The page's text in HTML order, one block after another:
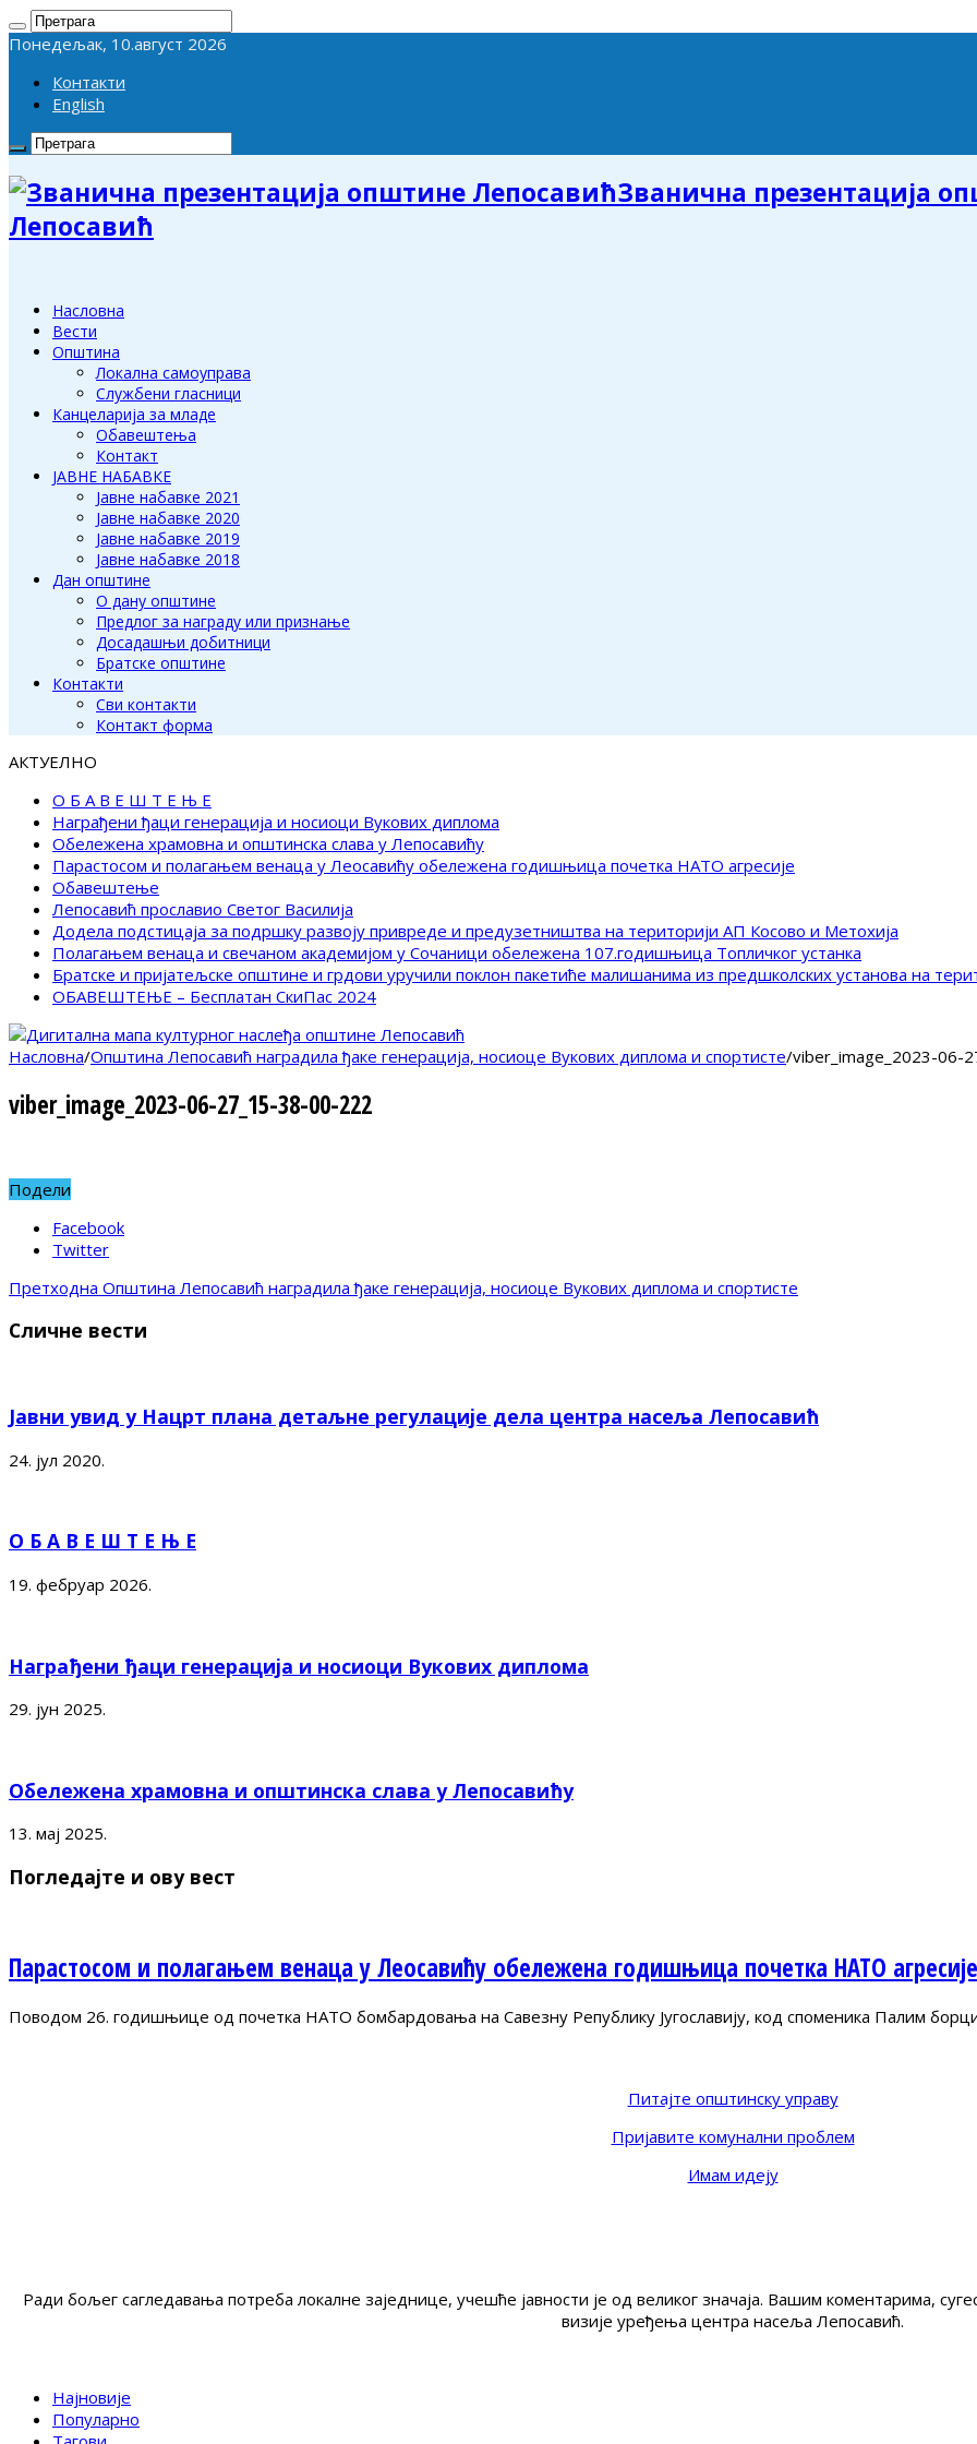
Понедељак, 10.август 2026
Контакти
English
Званична презентација
Лепосавић
Насловна
Вести
Општина
Локална самоуправа
Службени гласници
Канцеларија за младе
Обавештења
Контакт
ЈАВНЕ НАБАВКЕ
Јавне набавке 2021
Јавне набавке 2020
Јавне набавке 2019
Јавне набавке 2018
Дан општине
О дану општине
Предлог за награду или признање
Досадашњи добитници
Братске општине
Контакти
Сви контакти
Контакт форма
АКТУЕЛНО
О Б А В Е Ш Т Е Њ Е
Награђени ђаци генерација и носиоци Вукових диплома
Обележена храмовна и општинска слава у Лепосавићу
Парастосом и полагањем венаца у Леосавићу обележена годишњица почетка НАТО агресије
Обавештење
Лепосавић прославио Светог Василија
Додела подстицаја за подршку развоју привреде и предузетништва на територији АП Косово и Метохија
Полагањем венаца и свечаном академијом у Сочаници обележена 107.годишњица Топличког устанка
Братске и пријатељске општине и грдови уручили поклон пакетиће малишанима из предшколских установа на
ОБАВЕШТЕЊЕ – Бесплатан СкиПас 2024
Насловна/Општина Лепосавић наградила ђаке генерација, носиоце Вукових диплома и спортисте/viber_image_2023-06-
viber_image_2023-06-27_15-38-00-222
Подели
Facebook
Twitter
Претходна Општина Лепосавић наградила ђаке генерација, носиоце Вукових диплома и спортисте
Сличне вести
Јавни увид у Нацрт плана детаљне регулације дела центра насеља Лепосавић
24. јул 2020.
О Б А В Е Ш Т Е Њ Е
19. фебруар 2026.
Награђени ђаци генерација и носиоци Вукових диплома
29. јун 2025.
Обележена храмовна и општинска слава у Лепосавићу
13. мај 2025.
Погледајте и ову вест
Парастосом и полагањем венаца у Леосавићу обележена годишњица почетка НАТО агресије
Поводом 26. годишњице од почетка НАТО бомбардовања на Савезну Републику Југославију, код споменика Палим
Питајте општинску управу
Пријавите комунални проблем
Имам идеју
Ради бољег сагледавања потреба локалне заједнице, учешће јавности је од великог значаја. Вашим коментарима,
визије уређења центра насеља Лепосавић.
Најновије
Популарно